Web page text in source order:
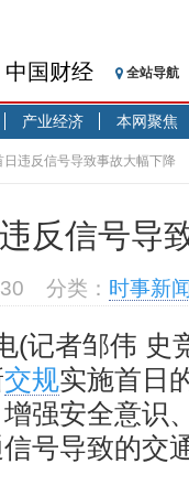
中国财经 全站导航
产业经济 本网聚焦
违反信号导致事故大幅下降
反信号导
分类： 时事新
(记者邹伟 史
交规实施首日
强安全意识
号导致的交